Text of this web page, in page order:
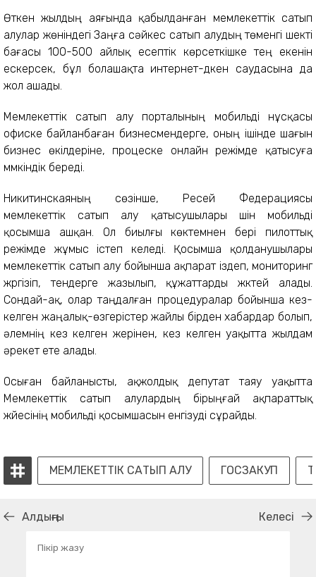
Өткен жылдың аяғында қабылданған мемлекеттік сатып
алулар жөніндегі Заңға сәйкес сатып алудың төменгі шекті
бағасы 100-500 айлық есептік көрсеткішке тең екенін
ескерсек, бұл болашақта интернет-дүкен саудасына да
жол ашады.
Мемлекеттік сатып алу порталының мобильді нұсқасы
офиске байланбаған бизнесмендерге, оның ішінде шағын
бизнес өкілдеріне, процеске онлайн режімде қатысуға
мүмкіндік береді.
Никитинскаяның сөзінше, Ресей Федерациясы
мемлекеттік сатып алу қатысушылары үшін мобильді
қосымша ашқан. Ол биылғы көктемнен бері пилоттық
режімде жұмыс істеп келеді. Қосымша қолданушылары
мемлекеттік сатып алу бойынша ақпарат іздеп, мониторинг
жүргізіп, тендерге жазылып, құжаттарды жүктей алады.
Сондай-ақ, олар таңдалған процедуралар бойынша кез-
келген жаңалық-өзгерістер жайлы бірден хабардар болып,
әлемнің кез келген жерінен, кез келген уақытта жылдам
әрекет ете алады.
Осыған байланысты, ақжолдық депутат таяу уақытта
Мемлекеттік сатып алулардың бірыңғай ақпараттық
жүйесінің мобильді қосымшасын енгізуді сұрайды.
МЕМЛЕКЕТТІК САТЫП АЛУ ГОСЗАКУП
Алдыңғы Келесі